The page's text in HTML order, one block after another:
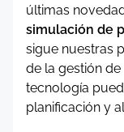
últimas
simulación de
sigue nuestras
de la gestión
tecnología
planificación y